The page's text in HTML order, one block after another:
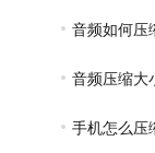
音频如何压
音频压缩大
手机怎么压